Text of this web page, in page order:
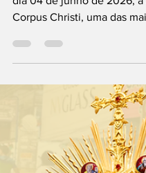
e
Diocese de
A Diocese de Caruaru
dia 04 de junho de 2026,
Corpus Christi, uma das
celebrações da fé católica.
momentos mais
está a tradicional
ornamentais, expressão